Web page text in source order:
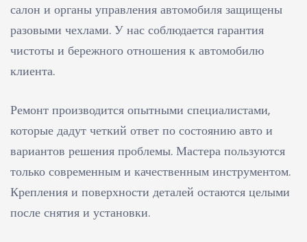
салон и органы управления автомобиля защищены
разовыми чехлами. У нас соблюдается гарантия
чистоты и бережного отношения к автомобилю
клиента.
Ремонт производится опытными специалистами,
которые дадут четкий ответ по состоянию авто и
вариантов решения проблемы. Мастера пользуются
только современным и качественным инструментом.
Крепления и поверхности деталей остаются целыми
после снятия и установки.